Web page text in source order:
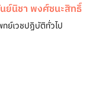
นิชา พงศ์ชนะสิทธิ์
ย์เวชปฏิบัติทั่วไป